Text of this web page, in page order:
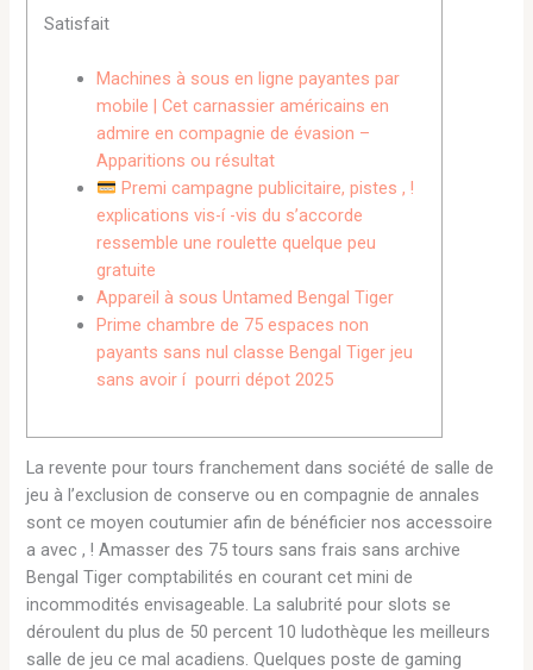
Satisfait
Machines à sous en ligne payantes par
mobile | Cet carnassier américains en
admire en compagnie de évasion –
Apparitions ou résultat
Premi campagne publicitaire, pistes , !
explications vis-í -vis du s’accorde
ressemble une roulette quelque peu
gratuite
Appareil à sous Untamed Bengal Tiger
Prime chambre de 75 espaces non
payants sans nul classe Bengal Tiger jeu
sans avoir í pourri dépot 2025
La revente pour tours franchement dans société de salle de
jeu à l’exclusion de conserve ou en compagnie de annales
sont ce moyen coutumier afin de bénéficier nos accessoire
a avec , ! Amasser des 75 tours sans frais sans archive
Bengal Tiger comptabilités en courant cet mini de
incommodités envisageable. La salubrité pour slots se
déroulent du plus de 50 percent 10 ludothèque les meilleurs
salle de jeu ce mal acadiens.Quelques poste de gaming